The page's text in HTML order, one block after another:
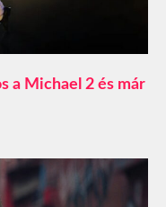
a Michael 2 és már